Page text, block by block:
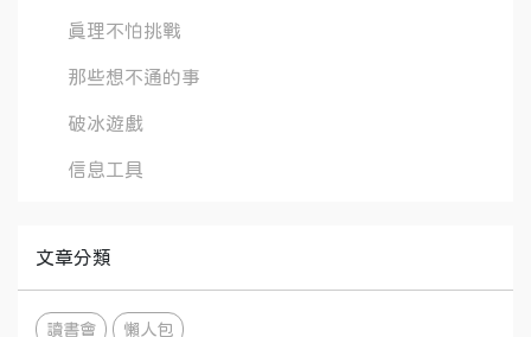
真理不怕挑戰
那些想不通的事
破冰遊戲
信息工具
文章分類
讀書會 懶人包